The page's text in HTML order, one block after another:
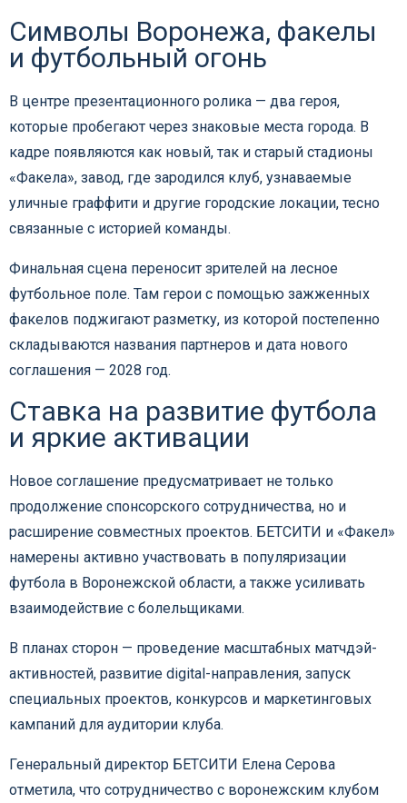
Символы Воронежа, факелы
и футбольный огонь
В центре презентационного ролика — два героя,
которые пробегают через знаковые места города. В
кадре появляются как новый, так и старый стадионы
«Факела», завод, где зародился клуб, узнаваемые
уличные граффити и другие городские локации, тесно
связанные с историей команды.
Финальная сцена переносит зрителей на лесное
футбольное поле. Там герои с помощью зажженных
факелов поджигают разметку, из которой постепенно
складываются названия партнеров и дата нового
соглашения — 2028 год.
Ставка на развитие футбола
и яркие активации
Новое соглашение предусматривает не только
продолжение спонсорского сотрудничества, но и
расширение совместных проектов. БЕТСИТИ и «Факел»
намерены активно участвовать в популяризации
футбола в Воронежской области, а также усиливать
взаимодействие с болельщиками.
В планах сторон — проведение масштабных матчдэй-
активностей, развитие digital-направления, запуск
специальных проектов, конкурсов и маркетинговых
кампаний для аудитории клуба.
Генеральный директор БЕТСИТИ Елена Серова
отметила, что сотрудничество с воронежским клубом